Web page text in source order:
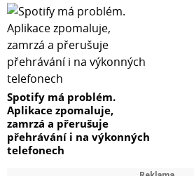
Spotify má problém.
Aplikace zpomaluje,
zamrzá a přerušuje
přehrávání i na výkonných
telefonech